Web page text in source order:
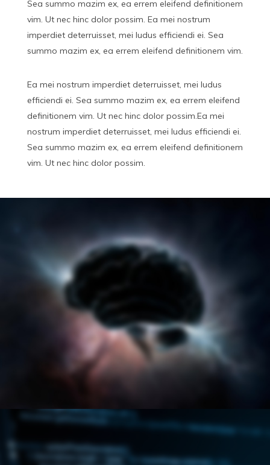
Sea summo mazim ex, ea errem eleifend definitionem
vim. Ut nec hinc dolor possim. Ea mei nostrum
imperdiet deterruisset, mei ludus efficiendi ei. Sea
summo mazim ex, ea errem eleifend definitionem vim.
Ea mei nostrum imperdiet deterruisset, mei ludus
efficiendi ei. Sea summo mazim ex, ea errem eleifend
definitionem vim. Ut nec hinc dolor possim.Ea mei
nostrum imperdiet deterruisset, mei ludus efficiendi ei.
Sea summo mazim ex, ea errem eleifend definitionem
vim. Ut nec hinc dolor possim.